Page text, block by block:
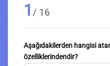
1 / 16
Aşağıdakilerden hangisi
özelliklerindendir?